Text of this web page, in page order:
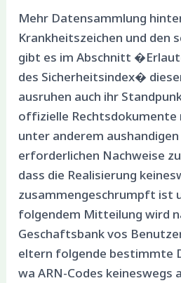
Mehr Datensammlung
Krankheitszeichen und den
gibt es im Abschnitt
des Sicherheitsindex�
ausruhen auch ihr
offizielle Rechtsdokumente
unter anderem
erforderlichen Nachweise
dass die Realisierung
zusammengeschrumpft ist
folgendem Mitteilung wird
Geschaftsbank vos
eltern folgende bestimmte
wa ARN-Codes